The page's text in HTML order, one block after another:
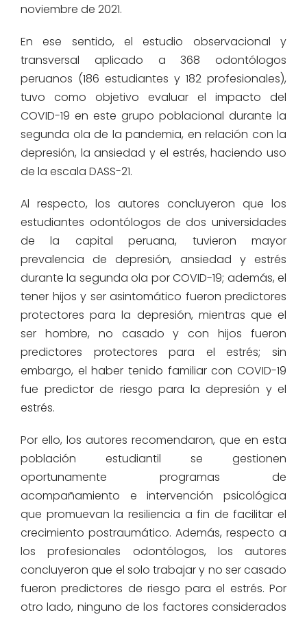
noviembre de 2021.
En ese sentido, el estudio observacional y
transversal aplicado a 368 odontólogos
peruanos (186 estudiantes y 182 profesionales),
tuvo como objetivo evaluar el impacto del
COVID-19 en este grupo poblacional durante la
segunda ola de la pandemia, en relación con la
depresión, la ansiedad y el estrés, haciendo uso
de la escala DASS-21.
Al respecto, los autores concluyeron que los
estudiantes odontólogos de dos universidades
de la capital peruana, tuvieron mayor
prevalencia de depresión, ansiedad y estrés
durante la segunda ola por COVID-19; además, el
tener hijos y ser asintomático fueron predictores
protectores para la depresión, mientras que el
ser hombre, no casado y con hijos fueron
predictores protectores para el estrés; sin
embargo, el haber tenido familiar con COVID-19
fue predictor de riesgo para la depresión y el
estrés.
Por ello, los autores recomendaron, que en esta
población estudiantil se gestionen
oportunamente programas de
acompañamiento e intervención psicológica
que promuevan la resiliencia a fin de facilitar el
crecimiento postraumático. Además, respecto a
los profesionales odontólogos, los autores
concluyeron que el solo trabajar y no ser casado
fueron predictores de riesgo para el estrés. Por
otro lado, ninguno de los factores considerados